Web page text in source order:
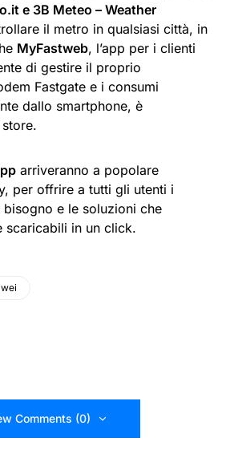
e 3B Meteo – Weather
il metro in qualsiasi città, in
MyFastweb, l’app per i clienti
di gestire il proprio
Fastgate e i consumi
dallo smartphone, è
arriveranno a popolare
per offrire a tutti gli utenti i
e le soluzioni che
scaricabili in un click.
Comments (0)